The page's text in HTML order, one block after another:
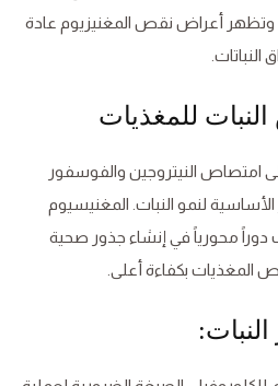
وتظهر أعراض نقص المغنيزيوم عادة
امتصاص النيتروجين والفوسفور
لنمو النبات. المغنيسيوم
محورياً في إنشاء جذور صحية
المغذيات بكفاءة أعلى.